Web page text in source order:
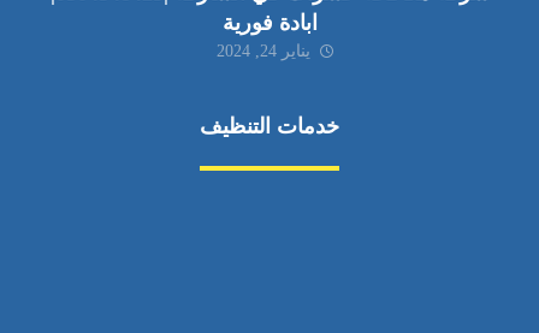
ابادة فورية
يناير 24, 2024
خدمات التنظيف